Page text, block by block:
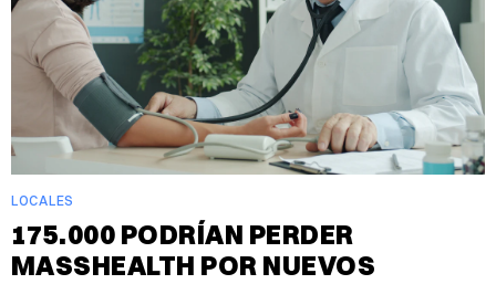
LOCALES
175.000 PODRÍAN PERDER
MASSHEALTH POR NUEVOS